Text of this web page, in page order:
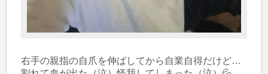
右手の親指の自爪を伸ばしてから自業自得だけど…